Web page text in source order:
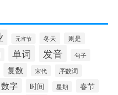
元宵节 冬天
则是
单词 发音 句子
复数 宋代
序数词
数字 时间 星期 春节